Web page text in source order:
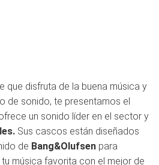
que disfruta de la buena música y
de sonido, te presentamos el
un sonido líder en el sector y
Sus cascos están diseñados
de Bang&Olufsen para
música favorita con el mejor de